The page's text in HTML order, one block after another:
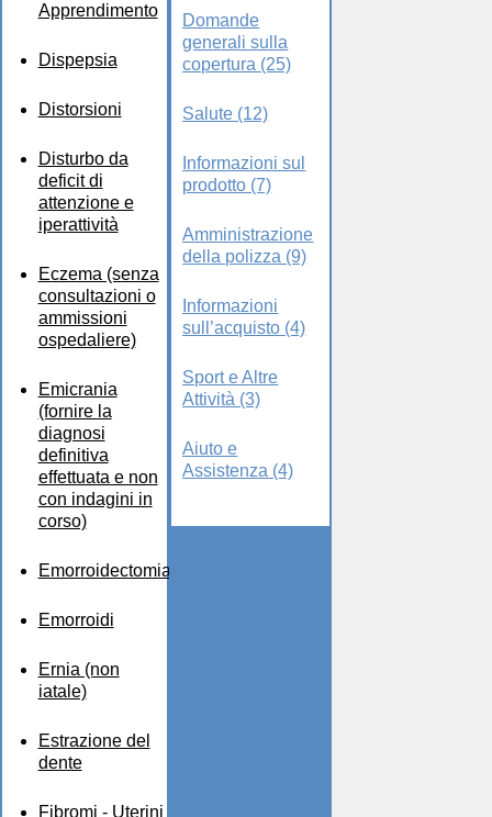
Apprendimento
Dispepsia
Distorsioni
Disturbo da
deficit di
attenzione e
iperattività
Eczema (senza
consultazioni o
ammissioni
ospedaliere)
Emicrania
(fornire la
diagnosi
definitiva
effettuata e non
con indagini in
corso)
Emorroidectomia
Emorroidi
Ernia (non
iatale)
Estrazione del
dente
Fibromi - Uterini
Domande
generali sulla
copertura (25)
Salute (12)
Informazioni sul
prodotto (7)
Amministrazione
della polizza (9)
Informazioni
sull’acquisto (4)
Sport e Altre
Attività (3)
Aiuto e
Assistenza (4)